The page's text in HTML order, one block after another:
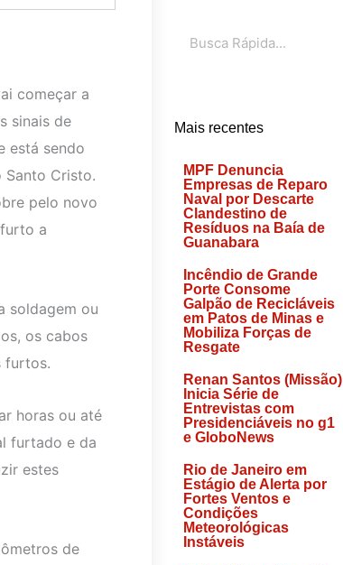
começar a
sinais de
está sendo
Santo Cristo.
pelo novo
a
soldagem ou
os cabos
furtos.
horas ou até
furtado e da
estes
de
Mais recentes
MPF Denuncia
Empresas de Reparo
Naval por Descarte
Clandestino de
Resíduos na Baía de
Guanabara
Incêndio de Grande
Porte Consome
Galpão de Recicláveis
em Patos de Minas e
Mobiliza Forças de
Resgate
Renan Santos (Missão)
Inicia Série de
Entrevistas com
Presidenciáveis no g1
e GloboNews
Rio de Janeiro em
Estágio de Alerta por
Fortes Ventos e
Condições
Meteorológicas
Instáveis